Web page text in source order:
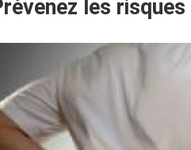
les